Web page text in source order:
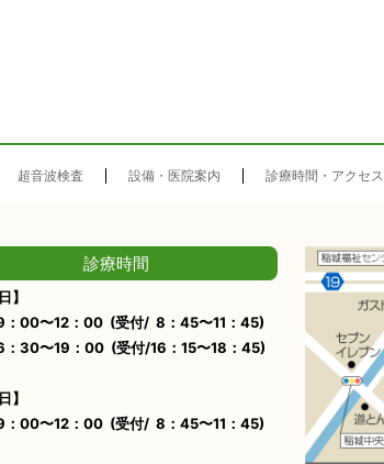
超音波検査 設備・医院案内 診療時間・アクセス
診療時間
】
00〜12：00 (受付/ 8：45〜11：45)
：30〜19：00 (受付/16：15〜18：45)
】
00〜12：00 (受付/ 8：45〜11：45)